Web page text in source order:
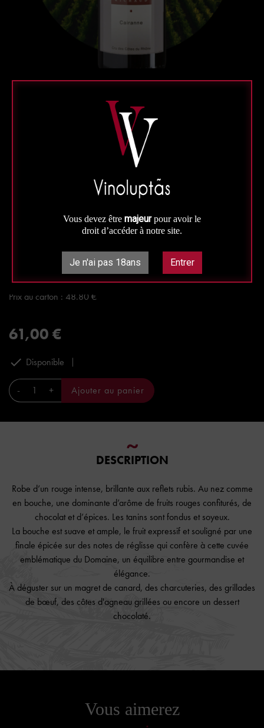
Vous devez être majeurpour avoir le
droit d’accéder à notre site.
Je n'ai pas 18ans Entrer
Vallée du Rhône
Cairanne Rouge Magnum (1,5L)
Domaine Richaud
150 cl - Mis en bouteille au domaine
Emblématique du Domaine, cette cuvée est sans doute la plus
Prix à la bouteille : 61 €
Prix au carton panaché : 51.85 €
Prix au carton : 48.80 €
61,00 €
 Disponible
- + Ajouter au panier
DESCRIPTION
Robe d’un rouge intense, brillante aux reflets rubis. Au nez comme
en bouche, une dominante d’arôme de fruits rouges confiturés, de
chocolat et d’épices. Les tanins sont fondus et soyeux.
La bouche est suave et ample, le fruit expressif et souligné par une
finale épicée sur des notes de réglisse qui confère à cette cuvée
emblématique du Domaine, un équilibre entre gourmandise et
élégance.
À déguster sur un magret de canard, des charcuteries, des grillades
de bœuf, des côtes d'agneau grillées ou encore un dessert
chocolaté.
Vous aimerez